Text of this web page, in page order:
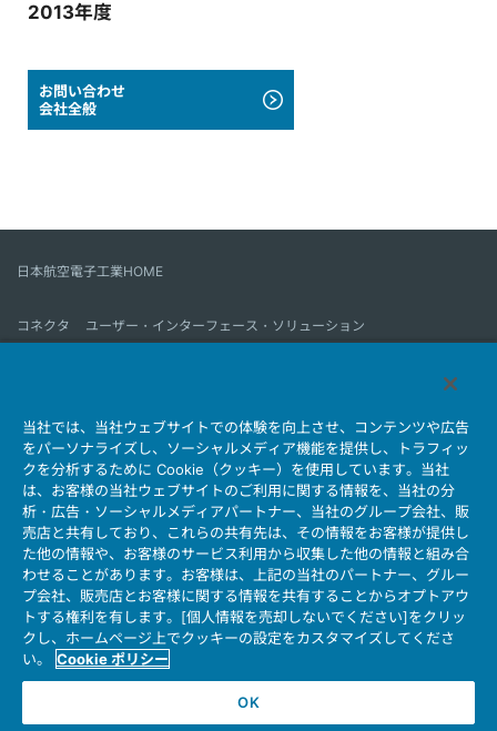
2013年度
お問い合わせ
会社全般
日本航空電子工業HOME
コネクタ
ユーザー・インターフェース・ソリューション
会社情報 サステナビリティ IR情報 採用情報
会社情報新着一覧
製品情報新着一覧
サイトマップ お問い合わせ
個人情報保護ポリシー
JAE Cookie Policy
ウェブアクセシビリティ方針
マイナンバー情報保護ポリシー
当社ウェブサイトのご利用について
ソーシャルメディア公式アカウント運用ポリシー
当社では、当社ウェブサイトでの体験を向上させ、コンテンツや広告
をパーソナライズし、ソーシャルメディア機能を提供し、トラフィッ
クを分析するために Cookie（クッキー）を使用しています。当社
は、お客様の当社ウェブサイトのご利用に関する情報を、当社の分
析・広告・ソーシャルメディアパートナー、当社のグループ会社、販
売店と共有しており、これらの共有先は、その情報をお客様が提供し
た他の情報や、お客様のサービス利用から収集した他の情報と組み合
わせることがあります。お客様は、上記の当社のパートナー、グルー
プ会社、販売店とお客様に関する情報を共有することからオプトアウ
トする権利を有します。[個人情報を売却しないでください]をクリッ
クし、ホームページ上でクッキーの設定をカスタマイズしてくださ
い。
Cookie ポリシー
OK